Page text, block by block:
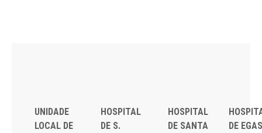
UNIDADE
LOCAL DE
HOSPITAL
DE S.
HOSPITAL
DE SANTA
DE EGAS